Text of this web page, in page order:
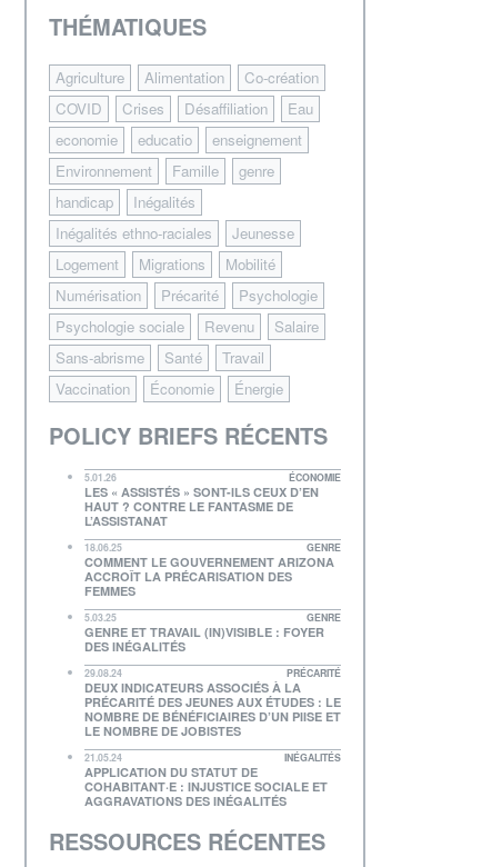
THÉMATIQUES
Agriculture Alimentation
Co-création
COVID
Crises Désaffiliation
Eau
economie
educatio
enseignement
Environnement
Famille
genre
handicap
Inégalités
Inégalités ethno-raciales
Jeunesse
Logement
Migrations
Mobilité
Numérisation
Précarité
Psychologie
Psychologie sociale
Revenu
Salaire
Sans-abrisme
Santé
Travail
Vaccination
Économie Énergie
POLICY BRIEFS RÉCENTS
5.01.26 ÉCONOMIE
LES « ASSISTÉS » SONT-ILS CEUX D’EN
HAUT ? CONTRE LE FANTASME DE
L’ASSISTANAT
18.06.25 GENRE
COMMENT LE GOUVERNEMENT ARIZONA
ACCROÎT LA PRÉCARISATION DES
FEMMES
5.03.25 GENRE
GENRE ET TRAVAIL (IN)VISIBLE : FOYER
DES INÉGALITÉS
29.08.24 PRÉCARITÉ
DEUX INDICATEURS ASSOCIÉS À LA
PRÉCARITÉ DES JEUNES AUX ÉTUDES : LE
NOMBRE DE BÉNÉFICIAIRES D’UN PIISE ET
LE NOMBRE DE JOBISTES
21.05.24 INÉGALITÉS
APPLICATION DU STATUT DE
COHABITANT·E : INJUSTICE SOCIALE ET
AGGRAVATIONS DES INÉGALITÉS
RESSOURCES RÉCENTES